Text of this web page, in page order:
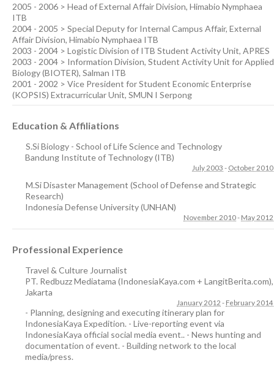
2005 - 2006 > Head of External Affair Division, Himabio Nymphaea
ITB
2004 - 2005 > Special Deputy for Internal Campus Affair, External
Affair Division, Himabio Nymphaea ITB
2003 - 2004 > Logistic Division of ITB Student Activity Unit, APRES
2003 - 2004 > Information Division, Student Activity Unit for Applied
Biology (BIOTER), Salman ITB
2001 - 2002 > Vice President for Student Economic Enterprise
(KOPSIS) Extracurricular Unit, SMUN I Serpong
Education & Affiliations
S.Si Biology - School of Life Science and Technology
Bandung Institute of Technology (ITB)
July 2003 - October 2010
M.Si Disaster Management (School of Defense and Strategic
Research)
Indonesia Defense University (UNHAN)
November 2010- May 2012
Professional Experience
Travel & Culture Journalist
PT. Redbuzz Mediatama (IndonesiaKaya.com + LangitBerita.com),
Jakarta
January 2012 - February 2014
- Planning, designing and executing itinerary plan for
IndonesiaKaya Expedition. - Live-reporting event via
IndonesiaKaya official social media event.. - News hunting and
documentation of event. - Building network to the local
media/press.